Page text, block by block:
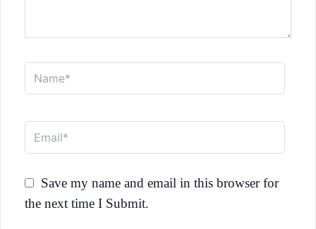
Name*
Email*
Save my name and email in this browser for
the next time I Submit.